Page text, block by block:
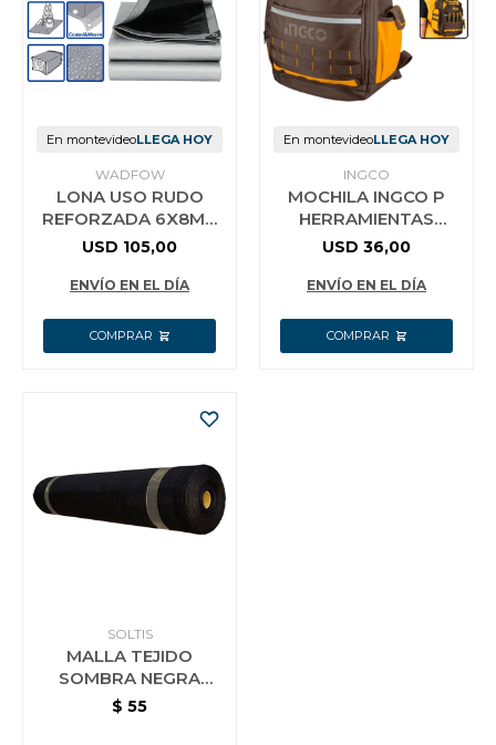
En montevideoLLEGA HOY
WADFOW
LONA USO RUDO
REFORZADA 6X8MT
180G M2 WADFOW
USD 105,00
ENVÍO EN EL DÍA
En montevideoLLEGA HOY
INGCO
MOCHILA INGCO P
HERRAMIENTAS
HBP01028
USD 36,00
ENVÍO EN EL DÍA
SOLTIS
MALLA TEJIDO
SOMBRA NEGRA
ANCHO 2 MTS
$ 55